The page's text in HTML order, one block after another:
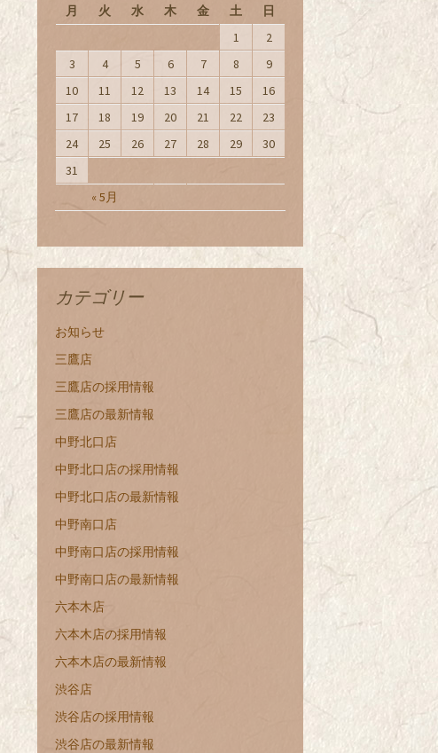
月
火 水 木 金 土 日
« 5月
1
2
3
4 5 6 7 8
9
10
11 12 13 14 15
16
17
18 19 20 21 22
23
24
25 26 27 28 29
30
31
カテゴリー
お知らせ
三鷹店
三鷹店の採用情報
三鷹店の最新情報
中野北口店
中野北口店の採用情報
中野北口店の最新情報
中野南口店
中野南口店の採用情報
中野南口店の最新情報
六本木店
六本木店の採用情報
六本木店の最新情報
渋谷店
渋谷店の採用情報
渋谷店の最新情報